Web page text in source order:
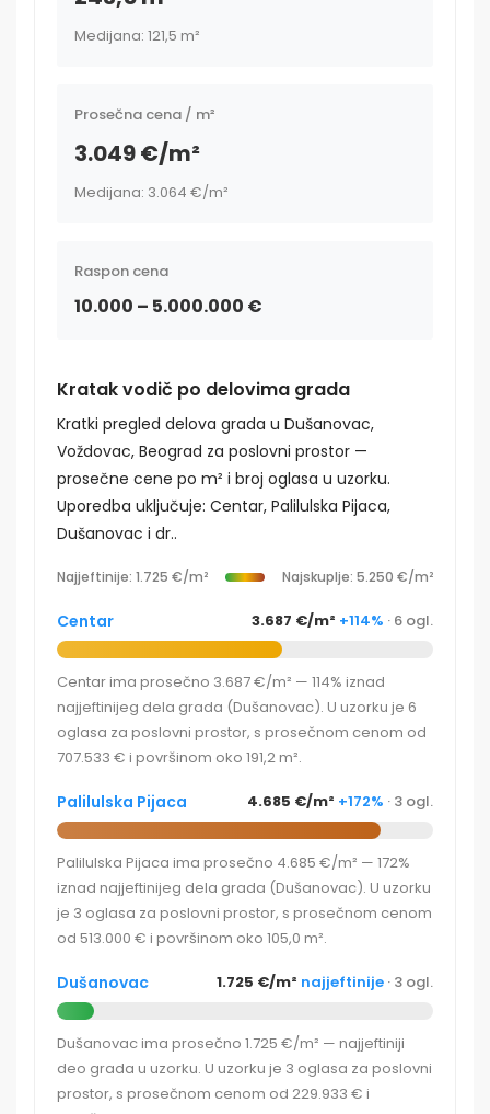
Medijana: 121,5 m²
Prosečna cena / m²
3.049 €/m²
Medijana: 3.064 €/m²
Raspon cena
10.000 – 5.000.000 €
Kratak vodič po delovima grada
Kratki pregled delova grada u Dušanovac,
Voždovac, Beograd za poslovni prostor —
prosečne cene po m² i broj oglasa u uzorku.
Uporedba uključuje: Centar, Palilulska Pijaca,
Dušanovac i dr..
Najjeftinije: 1.725 €/m² Najskuplje: 5.250 €/m²
Centar 3.687 €/m² +114% · 6 ogl.
Centar ima prosečno 3.687 €/m² — 114% iznad
najjeftinijeg dela grada (Dušanovac). U uzorku je 6
oglasa za poslovni prostor, s prosečnom cenom od
707.533 € i površinom oko 191,2 m².
Palilulska Pijaca 4.685 €/m² +172% · 3 ogl.
Palilulska Pijaca ima prosečno 4.685 €/m² — 172%
iznad najjeftinijeg dela grada (Dušanovac). U uzorku
je 3 oglasa za poslovni prostor, s prosečnom cenom
od 513.000 € i površinom oko 105,0 m².
Dušanovac 1.725 €/m² najjeftinije · 3 ogl.
Dušanovac ima prosečno 1.725 €/m² — najjeftiniji
deo grada u uzorku. U uzorku je 3 oglasa za poslovni
prostor, s prosečnom cenom od 229.933 € i